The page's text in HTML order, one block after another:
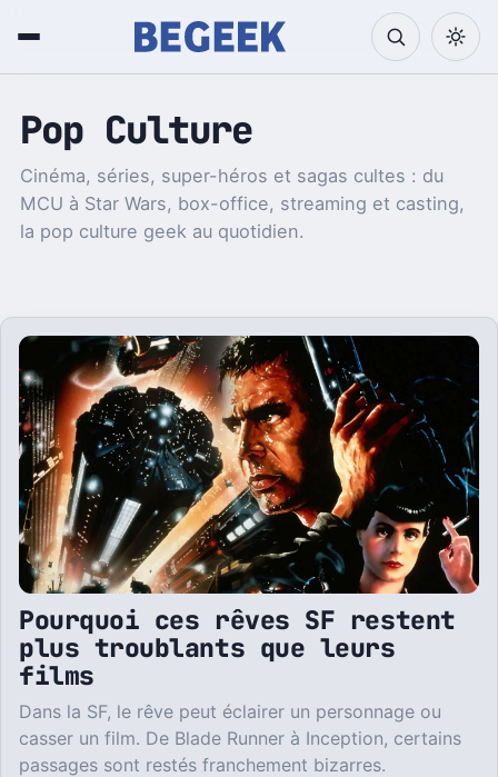
Pop Culture
Cinéma, séries, super-héros et sagas cultes : du
MCU à Star Wars, box-office, streaming et casting,
la pop culture geek au quotidien.
Pourquoi ces rêves SF restent
plus troublants que leurs
films
Dans la SF, le rêve peut éclairer un personnage ou
casser un film. De Blade Runner à Inception, certains
passages sont restés franchement bizarres.